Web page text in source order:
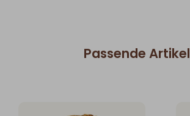
Passende Artikel